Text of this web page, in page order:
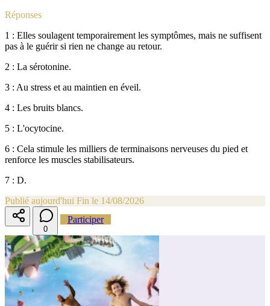
Réponses
1 : Elles soulagent temporairement les symptômes, mais ne suffisent
pas à le guérir si rien ne change au retour.
2 : La sérotonine.
3 : Au stress et au maintien en éveil.
4 : Les bruits blancs.
5 : L'ocytocine.
6 : Cela stimule les milliers de terminaisons nerveuses du pied et
renforce les muscles stabilisateurs.
7 : D.
Publié aujourd'hui Fin le 14/08/2026
0
Participer